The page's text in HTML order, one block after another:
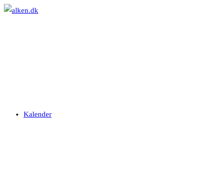
Skip
Kalender